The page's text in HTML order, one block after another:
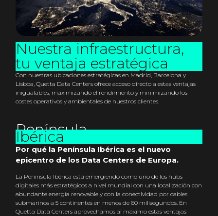
Nuestra infraestructura,
tu ventaja estratégica
Con nuestras ubicaciones estratégicas en Madrid, Barcelona y
Lisboa, Quetta Data Centers ofrece acceso directo a estas ventajas
inigualables, maximizando el rendimiento y minimizando los
costes operativos y ambientales de nuestros clientes.
Península
Ibérica
Por qué la Península Ibérica es el nuevo
epicentro de los Data Centers de Europa.
La Península Ibérica está emergiendo como uno de los hubs
digitales más estratégicos a nivel mundial con una localización con
abundante energía renovable y con la conectividad por cables
submarinos a 5 continentes en menos de 60 milisegundos. En
Quetta Data Centers aprovechamos al máximo estas ventajas